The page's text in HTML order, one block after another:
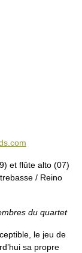
et flûte alto (07)
/ Reino
du quartet
le jeu de
sa propre